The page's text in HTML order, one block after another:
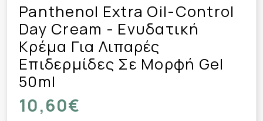
Panthenol Extra Oil-Control
Day Cream - Ενυδατική
Κρέμα Για Λιπαρές
Επιδερμίδες Σε Μορφή Gel
50ml
10,60€